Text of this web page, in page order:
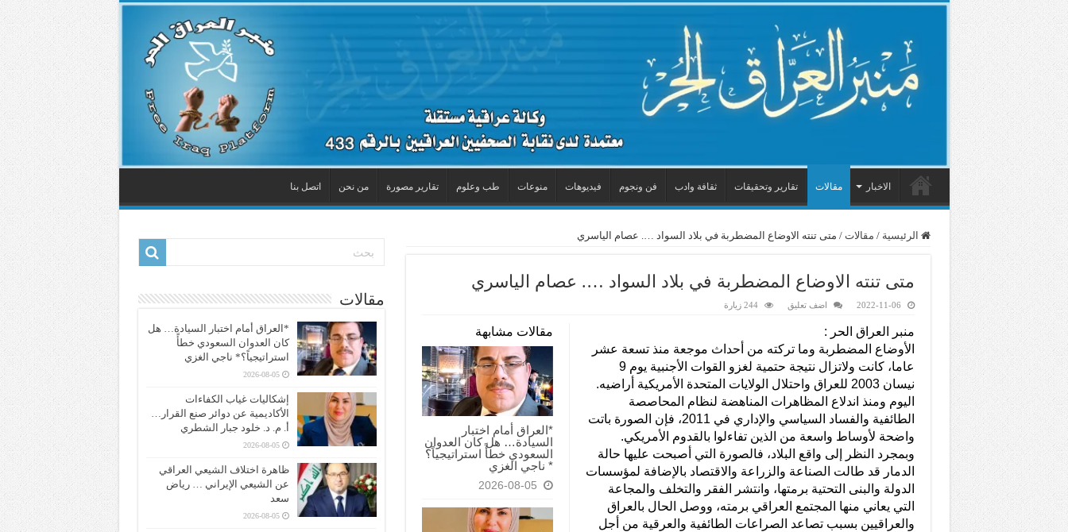
الاخبار مقالات تقارير وتحقيقات ثقافة وادب فن ونجوم فيديوهات منوعات طب وعلوم تقارير مصورة من نحن اتصل بنا
الرئيسية / مقالات / متى تنته الاوضاع المضطربة في بلاد السواد …. عصام الياسري
متى تنته الاوضاع المضطربة في بلاد السواد …. عصام الياسري
2022-11-06 اضف تعليق 244 زيارة
مقالات مشابهة
*العراق أمام اختبار
السيادة… هل كان العدوان
السعودي خطأً استراتيجياً؟
* ناجي الغزي
2026-08-05
منبر العراق الحر :
الأوضاع المضطربة وما تركته من أحداث موجعة منذ تسعة عشر
عاما، كانت ولاتزال نتيجة حتمية لغزو القوات الأجنبية يوم 9
نيسان 2003 للعراق واحتلال الولايات المتحدة الأمريكية أراضيه.
اليوم ومنذ اندلاع المظاهرات المناهضة لنظام المحاصصة
الطائفية والفساد السياسي والإداري في 2011، فإن الصورة باتت
واضحة لأوساط واسعة من الذين تفاءلوا بالقدوم الأمريكي.
وبمجرد النظر إلى واقع البلاد، فالصورة التي أصبحت عليها حالة
الدمار قد طالت الصناعة والزراعة والاقتصاد بالإضافة لمؤسسات
الدولة والبنى التحتية برمتها، وانتشر الفقر والتخلف والمجاعة
التي يعاني منها المجتمع العراقي برمته، ووصل الحال بالعراق
والعراقيين بسبب تصاعد الصراعات الطائفية والعرقية من أجل
مقالات
*العراق أمام اختبار السيادة… هل
كان العدوان السعودي خطأً
استراتيجياً؟* ناجي الغزي
2026-08-05
إشكاليات غياب الكفاءات
الأكاديمية عن دوائر صنع القرار…
أ. م. د. خلود جبار الشطري
2026-08-05
ظاهرة اختلاف الشيعي العراقي
عن الشيعي الإيراني … رياض
سعد
2026-08-05